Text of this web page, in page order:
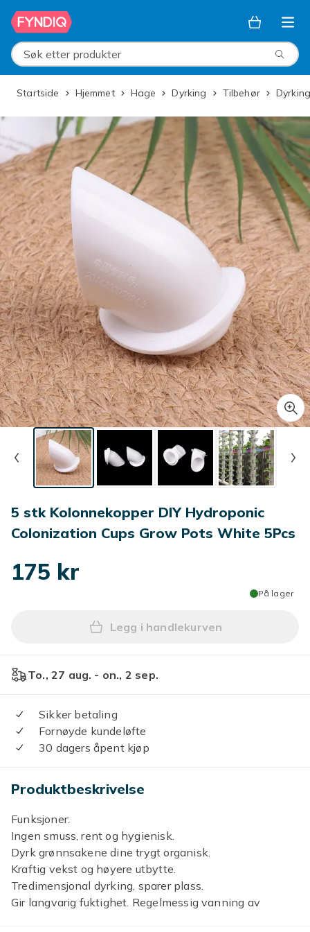
Hopp til hovedinnhold
Søk etter produkter
Startside Hjemmet Hage Dyrking Tilbehør
5 stk Kolonnekopper DIY Hydroponic
Colonization Cups Grow Pots White 5Pcs
175 kr
På lager
Legg 5 stk Kolonnekopper
Legg i handlekurven
To., 27 aug. - on., 2 sep.
Sikker betaling
Fornøyde kundeløfte
30 dagers åpent kjøp
Produktbeskrivelse
Funksjoner:
Ingen smuss, rent og hygienisk.
Dyrk grønnsakene dine trygt organisk.
Kraftig vekst og høyere utbytte.
Tredimensjonal dyrking, sparer plass.
Gir langvarig fuktighet. Regelmessig vanning av